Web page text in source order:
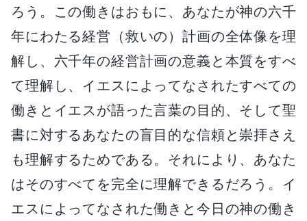
ろう。この働きはおもに、あなたが神の六千
年にわたる経営（救いの）計画の全体像を理
解し、六千年の経営計画の意義と本質をすべ
て理解し、イエスによってなされたすべての
働きとイエスが語った言葉の目的、そして聖
書に対するあなたの盲目的な信頼と崇拝さえ
も理解するためである。それにより、あなた
はそのすべてを完全に理解できるだろう。イ
エスによってなされた働きと今日の神の働き